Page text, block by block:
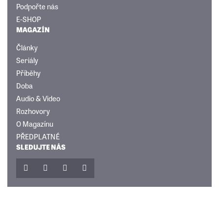
Podpořte nás
E-SHOP
MAGAZÍN
Články
Seriály
Příběhy
Doba
Audio & Video
Rozhovory
O Magazínu
PŘEDPLATNÉ
SLEDUJTE NÁS